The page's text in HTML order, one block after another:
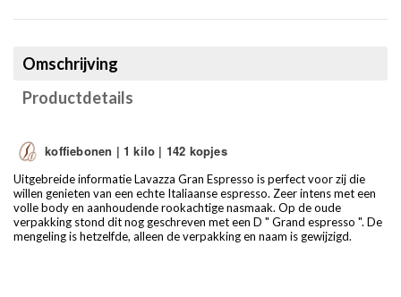
Omschrijving
Productdetails
koffiebonen | 1 kilo | 142 kopjes
Uitgebreide informatie Lavazza Gran Espresso is perfect voor zij die
willen genieten van een echte Italiaanse espresso. Zeer intens met een
volle body en aanhoudende rookachtige nasmaak. Op de oude
verpakking stond dit nog geschreven met een D " Grand espresso ". De
mengeling is hetzelfde, alleen de verpakking en naam is gewijzigd.